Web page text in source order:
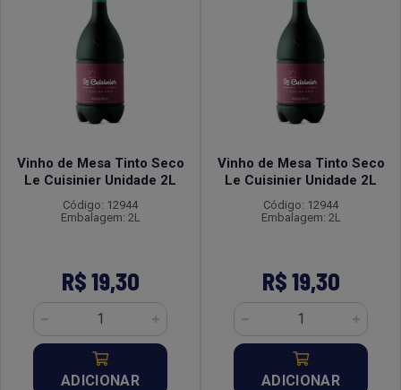
Vinho de Mesa Tinto Seco
Le Cuisinier Unidade 2L
Código: 12944
Embalagem: 2L
R$ 19,30
ADICIONAR
Vinho de Mesa Tinto Seco
Le Cuisinier Unidade 2L
Código: 12944
Embalagem: 2L
R$ 19,30
ADICIONAR